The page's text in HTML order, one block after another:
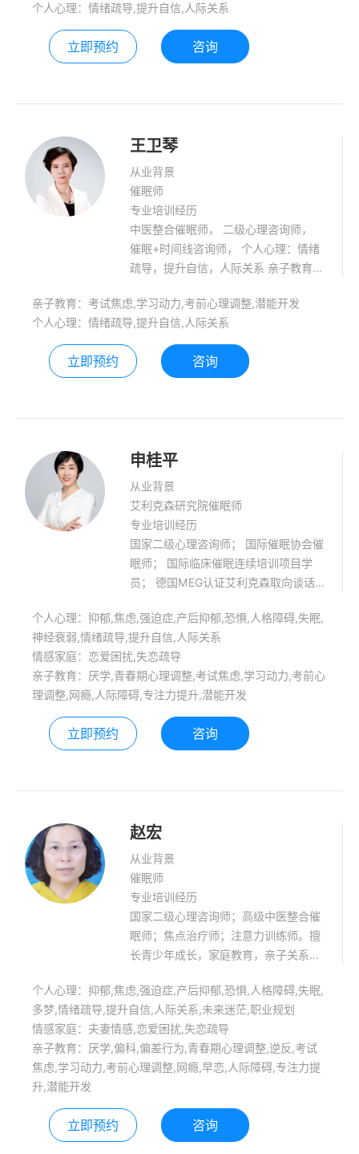
中、高考减压及开发智力中。善于解决
学生的情绪处理、目标规划及动力提升
等问题。愿意在生活中陪伴每一个生命
个人心理：情绪疏导,提升自信,人际关系
立即预约 咨询
王卫琴
从业背景
催眠师
专业培训经历
中医整合催眠师， 二级心理咨询师，
催眠+时间线咨询师， 个人心理：情绪
疏导，提升自信，人际关系 亲子教育：
亲子教育：考试焦虑,学习动力,考前心理调整,潜能开发
个人心理：情绪疏导,提升自信,人际关系
立即预约 咨询
申桂平
从业背景
艾利克森研究院催眠师
专业培训经历
国家二级心理咨询师； 国际催眠协会催
眠师； 国际临床催眠连续培训项目学
员； 德国MEG认证艾利克森取向谈话
治疗师（注册号CEI-20-575）； 福建
省心理咨询师协会优秀心理咨询师； 厦
门心理咨询师协会优秀心理咨询师； 厦
门大学心理咨询与教育中心签约心理咨
询师； 咨询擅长领域： 改善焦虑情
绪、抑郁情绪、强迫情绪的困扰；改善
家庭和社会人际关系的困扰；成人青少
个人心理：抑郁,焦虑,强迫症,产后抑郁,恐惧,人格障碍,失眠,
神经衰弱,情绪疏导,提升自信,人际关系
情感家庭：恋爱困扰,失恋疏导
亲子教育：厌学,青春期心理调整,考试焦虑,学习动力,考前心
理调整,网瘾,人际障碍,专注力提升,潜能开发
立即预约 咨询
赵宏
从业背景
催眠师
专业培训经历
国家二级心理咨询师；高级中医整合催
眠师；焦点治疗师；注意力训练师。擅
长青少年成长，家庭教育，亲子关系，
题。
个人心理：抑郁,焦虑,强迫症,产后抑郁,恐惧,人格障碍,失眠,
多梦,情绪疏导,提升自信,人际关系,未来迷茫,职业规划
情感家庭：夫妻情感,恋爱困扰,失恋疏导
亲子教育：厌学,偏科,偏差行为,青春期心理调整,逆反,考试
焦虑,学习动力,考前心理调整,网瘾,早恋,人际障碍,专注力提
升,潜能开发
立即预约 咨询